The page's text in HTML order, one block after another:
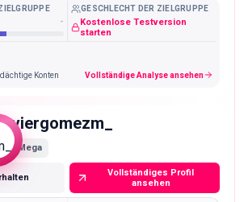
-
GESCHLECHT DER ZIELGRUPPE
Kostenlose Testversion
starten
Konten Vollständige Analyse ansehen
Mega
Vollständiges Profil
ansehen